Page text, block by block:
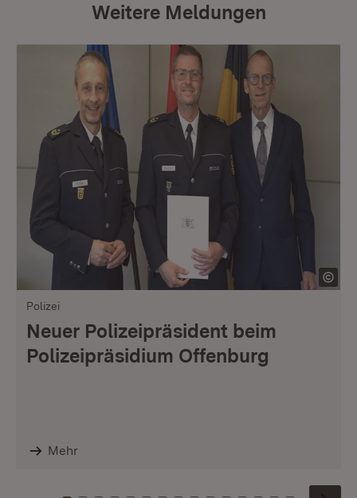
Weitere Meldungen
Polizei
Neuer Polizeipräsident beim
Polizeipräsidium Offenburg
Mehr